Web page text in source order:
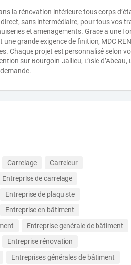
la rénovation intérieure tous corps
direct, sans intermédiaire, pour tous vos
et aménagements. Grâce à une
grande exigence de finition, MDC
Chaque projet est personnalisé selon
sur Bourgoin-Jallieu, L’Isle-d’Abeau,
Carrelage
Carreleur
Entreprise de carrelage
Entreprise de plaquiste
Entreprise en bâtiment
Entreprise générale de bâtiment
Entreprise rénovation
Entreprises générales de bâtiment